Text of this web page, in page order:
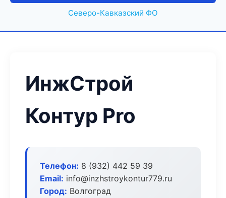
Северо-Кавказский ФО
ИнжСтрой
Контур Pro
Телефон: 8 (932) 442 59 39
Email: info@inzhstroykontur779.ru
Город: Волгоград